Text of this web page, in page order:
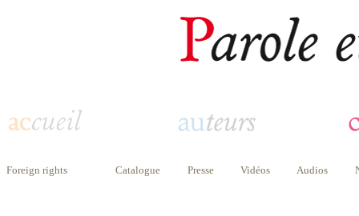
Foreign rights Catalogue Presse Vidéos Audios